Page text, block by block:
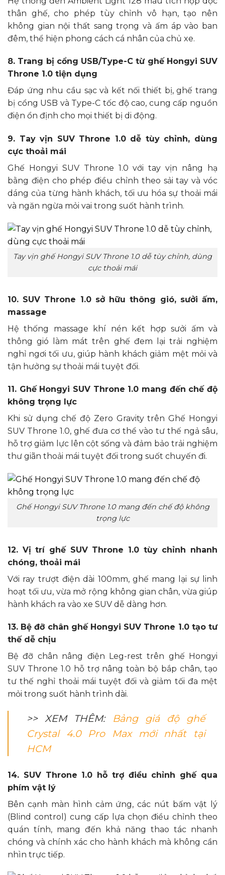
thân ghế, cho phép tùy chỉnh vô hạn, tạo nên
không gian nội thất sang trọng và ấm áp vào ban
đêm, thể hiện phong cách cá nhân của chủ xe.
8. Trang bị cổng USB/Type-C từ ghế Hongyi SUV
Throne 1.0 tiện dụng
Đáp ứng nhu cầu sạc và kết nối thiết bị, ghế trang
bị cổng USB và Type-C tốc độ cao, cung cấp nguồn
điện ổn định cho mọi thiết bị di động.
9. Tay vịn SUV Throne 1.0 dễ tùy chỉnh, dùng
cực thoải mái
Ghế Hongyi SUV Throne 1.0 với tay vịn nâng hạ
bằng điện cho phép điều chỉnh theo sải tay và vóc
dáng của từng hành khách, tối ưu hóa sự thoải mái
và ngăn ngừa mỏi vai trong suốt hành trình.
Tay vịn ghế Hongyi SUV Throne 1.0 dễ tùy chỉnh, dùng
cực thoải mái
10. SUV Throne 1.0 sở hữu thông gió, sưởi ấm,
massage
Hệ thống massage khí nén kết hợp sưởi ấm và
thông gió làm mát trên ghế đem lại trải nghiệm
nghỉ ngơi tối ưu, giúp hành khách giảm mệt mỏi và
tận hưởng sự thoải mái tuyệt đối.
11. Ghế Hongyi SUV Throne 1.0 mang đến chế độ
không trọng lực
Khi sử dụng chế độ Zero Gravity trên Ghế Hongyi
SUV Throne 1.0, ghế đưa cơ thể vào tư thế ngả sâu,
hỗ trợ giảm lực lên cột sống và đảm bảo trải nghiệm
thư giãn thoải mái tuyệt đối trong suốt chuyến đi.
Ghế Hongyi SUV Throne 1.0 mang đến chế độ không
trọng lực
12. Vị trí ghế SUV Throne 1.0 tùy chỉnh nhanh
chóng, thoải mái
Với ray trượt điện dài 100mm, ghế mang lại sự linh
hoạt tối ưu, vừa mở rộng không gian chân, vừa giúp
hành khách ra vào xe SUV dễ dàng hơn.
13. Bệ đỡ chân ghế Hongyi SUV Throne 1.0 tạo tư
thế dễ chịu
Bệ đỡ chân nâng điện Leg-rest trên ghế Hongyi
SUV Throne 1.0 hỗ trợ nâng toàn bộ bắp chân, tạo
tư thế nghỉ thoải mái tuyệt đối và giảm tối đa mệt
mỏi trong suốt hành trình dài.
>> XEM THÊM:
Bảng giá độ ghế
Crystal 4.0 Pro Max mới nhất tại
HCM
14. SUV Throne 1.0 hỗ trợ điều chỉnh ghế qua
phím vật lý
Bên cạnh màn hình cảm ứng, các nút bấm vật lý
(Blind control) cung cấp lựa chọn điều chỉnh theo
quán tính, mang đến khả năng thao tác nhanh
chóng và chính xác cho hành khách mà không cần
nhìn trực tiếp.